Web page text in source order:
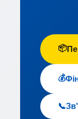
📦
💰
📞